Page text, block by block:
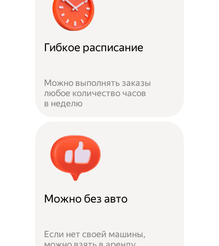
Гибкое расписание
Можно выполнять заказы
любое количество часов
в неделю
Можно без авто
Если нет своей машины,